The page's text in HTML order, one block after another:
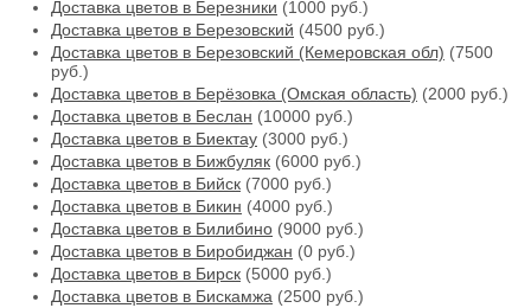
Доставка цветов в Березники (1000 руб.)
Доставка цветов в Березовский (4500 руб.)
Доставка цветов в Березовский (Кемеровская обл) (7500
руб.)
Доставка цветов в Берёзовка (Омская область) (2000 руб.)
Доставка цветов в Беслан (10000 руб.)
Доставка цветов в Биектау (3000 руб.)
Доставка цветов в Бижбуляк (6000 руб.)
Доставка цветов в Бийск (7000 руб.)
Доставка цветов в Бикин (4000 руб.)
Доставка цветов в Билибино (9000 руб.)
Доставка цветов в Биробиджан (0 руб.)
Доставка цветов в Бирск (5000 руб.)
Доставка цветов в Бискамжа (2500 руб.)